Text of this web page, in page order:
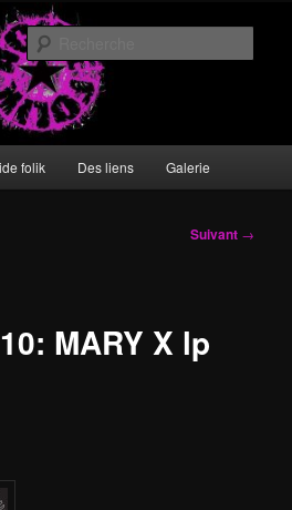
folik Des liens Galerie
Suivant →
MARY X lp